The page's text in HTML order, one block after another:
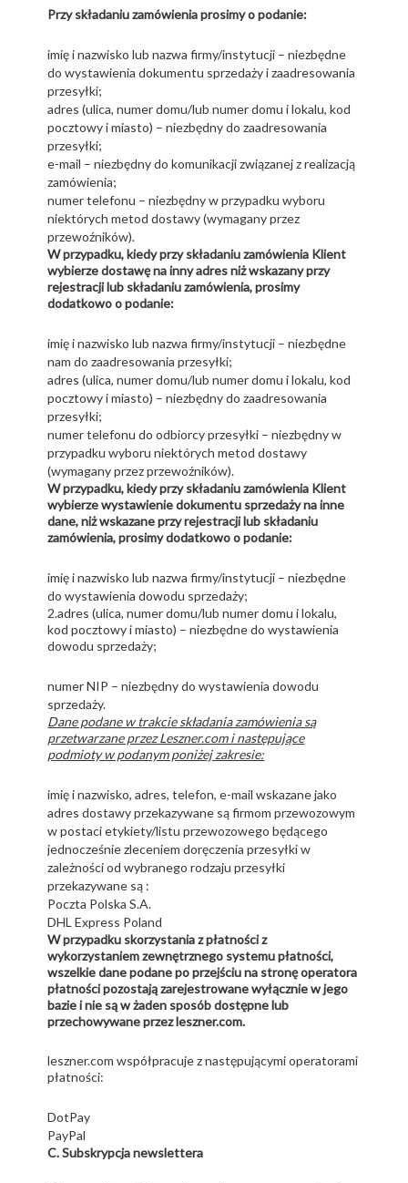
Przy składaniu zamówienia prosimy o podanie:
imię i nazwisko lub nazwa firmy/instytucji – niezbędne
do wystawienia dokumentu sprzedaży i zaadresowania
przesyłki;
adres (ulica, numer domu/lub numer domu i lokalu, kod
pocztowy i miasto) – niezbędny do zaadresowania
przesyłki;
e-mail – niezbędny do komunikacji związanej z realizacją
zamówienia;
numer telefonu – niezbędny w przypadku wyboru
niektórych metod dostawy (wymagany przez
przewoźników).
W przypadku, kiedy przy składaniu zamówienia Klient
wybierze dostawę na inny adres niż wskazany przy
rejestracji lub składaniu zamówienia, prosimy
dodatkowo o podanie:
imię i nazwisko lub nazwa firmy/instytucji – niezbędne
nam do zaadresowania przesyłki;
adres (ulica, numer domu/lub numer domu i lokalu, kod
pocztowy i miasto) – niezbędny do zaadresowania
przesyłki;
numer telefonu do odbiorcy przesyłki – niezbędny w
przypadku wyboru niektórych metod dostawy
(wymagany przez przewoźników).
W przypadku, kiedy przy składaniu zamówienia Klient
wybierze wystawienie dokumentu sprzedaży na inne
dane, niż wskazane przy rejestracji lub składaniu
zamówienia, prosimy dodatkowo o podanie:
imię i nazwisko lub nazwa firmy/instytucji – niezbędne
do wystawienia dowodu sprzedaży;
2.adres (ulica, numer domu/lub numer domu i lokalu,
kod pocztowy i miasto) – niezbędne do wystawienia
dowodu sprzedaży;
numer NIP – niezbędny do wystawienia dowodu
sprzedaży.
Dane podane w trakcie składania zamówienia są
przetwarzane przez Leszner.com i następujące
podmioty w podanym poniżej zakresie:
imię i nazwisko, adres, telefon, e-mail wskazane jako
adres dostawy przekazywane są firmom przewozowym
w postaci etykiety/listu przewozowego będącego
jednocześnie zleceniem doręczenia przesyłki w
zależności od wybranego rodzaju przesyłki
przekazywane są :
Poczta Polska S.A.
DHL Express Poland
W przypadku skorzystania z płatności z
wykorzystaniem zewnętrznego systemu płatności,
wszelkie dane podane po przejściu na stronę operatora
płatności pozostają zarejestrowane wyłącznie w jego
bazie i nie są w żaden sposób dostępne lub
przechowywane przez leszner.com.
leszner.com współpracuje z następującymi operatorami
płatności:
DotPay
PayPal
C. Subskrypcja newslettera